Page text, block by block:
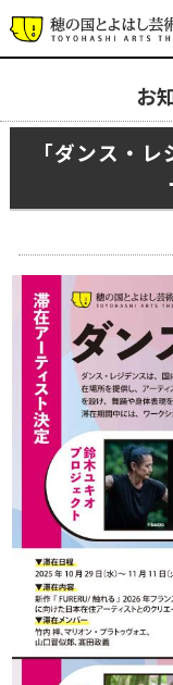
アクセシビリティ/
サービス
座席表
プラットニュース
お
「ダンス・
お知らせ／募
プラットについ
サポート
関連団体・施設